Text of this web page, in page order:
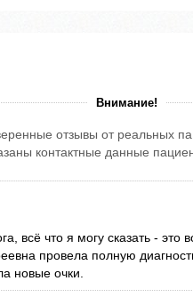
Внимание!
отзывы от реальных
контактные данные
всё что я могу сказать - это
провела полную
новые очки.